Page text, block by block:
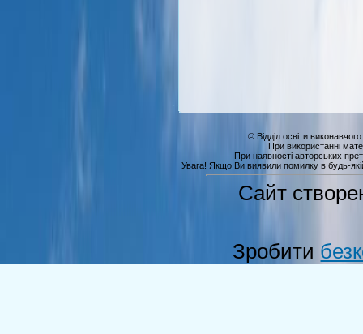
© Відділ освіти
При використанні
При наявності авторських
Увага! Якщо Ви виявили помилку в будь-якій
Сайт
Зробити